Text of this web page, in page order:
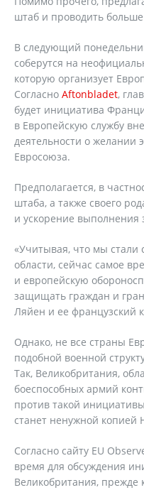
штаб и проводить
В следующий
соберутся на
которую организует
Согласно Aftonbladet,
будет инициатива
в Европейскую службу
деятельности о желании
Евросоюза.
Предполагается, в
штаба, а также своего
и ускорение выполнения
«Учитывая, что мы стали
области, сейчас самое
и европейскую
защищать граждан и
Ляйен и ее французский
Однако, не все страны
подобной военной
Так, Великобритания,
боеспособных армий
против такой
станет ненужной
Согласно сайту EU
время для обсуждения
Великобритания, прежде